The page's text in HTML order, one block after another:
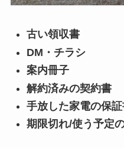
古い領収書
DM・チラシ
案内冊子
解約済みの契約書
手放した家電の保
期限切れ/使う予定